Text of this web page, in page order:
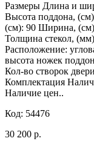
Размеры Длина и
Высота поддона,
(см): 90 Ширина,
Толщина стекол,
Расположение:
высота ножек
Кол-во створок
Комплектация
Наличие цен..
Код: 54476
30 200 р.